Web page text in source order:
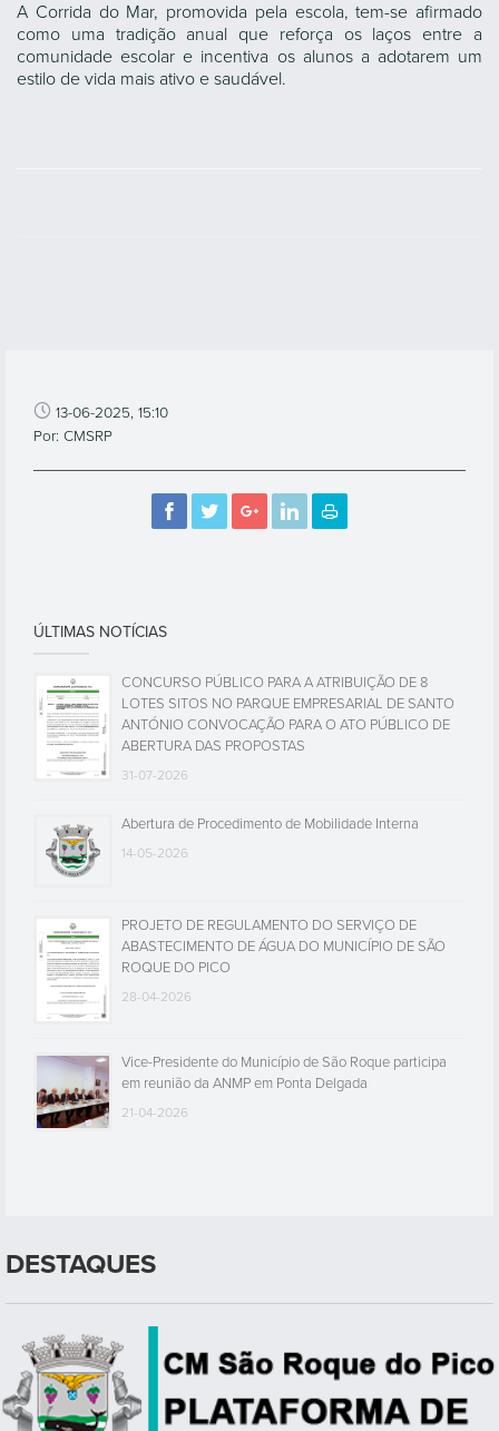
A Corrida do Mar, promovida pela escola, tem-se afirmado
como uma tradição anual que reforça os laços entre a
comunidade escolar e incentiva os alunos a adotarem um
estilo de vida mais ativo e saudável.
13-06-2025, 15:10
Por: CMSRP
ÚLTIMAS NOTÍCIAS
CONCURSO PÚBLICO PARA A ATRIBUIÇÃO DE 8
LOTES SITOS NO PARQUE EMPRESARIAL DE SANTO
ANTÓNIO CONVOCAÇÃO PARA O ATO PÚBLICO DE
ABERTURA DAS PROPOSTAS
31-07-2026
Abertura de Procedimento de Mobilidade Interna
14-05-2026
PROJETO DE REGULAMENTO DO SERVIÇO DE
ABASTECIMENTO DE ÁGUA DO MUNICÍPIO DE SÃO
ROQUE DO PICO
28-04-2026
Vice-Presidente do Município de São Roque participa
em reunião da ANMP em Ponta Delgada
21-04-2026
DESTAQUES